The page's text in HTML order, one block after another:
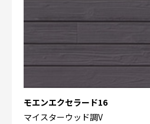
モエンエクセラード16
マイスターウッド調V